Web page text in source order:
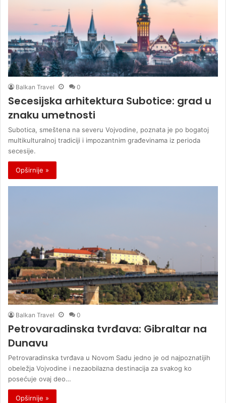
Balkan Travel 0
Secesijska arhitektura Subotice: grad u
znaku umetnosti
Subotica, smeštena na severu Vojvodine, poznata je po bogatoj
multikulturalnoj tradiciji i impozantnim građevinama iz perioda
secesije.
Opširnije »
Balkan Travel 0
Petrovaradinska tvrđava: Gibraltar na
Dunavu
Petrovaradinska tvrđava u Novom Sadu jedno je od najpoznatijih
obeležja Vojvodine i nezaobilazna destinacija za svakog ko
posećuje ovaj deo…
Opširnije »